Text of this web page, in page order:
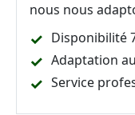
nous nous
Disponibilité
Adaptation
Service